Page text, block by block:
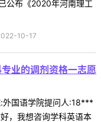
公布《2020年河南理工
10-17
业的调剂资格一志愿
外国语学院提问人:18***
，我想咨询学科英语本